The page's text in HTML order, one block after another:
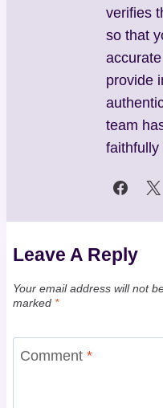
verifies
so that
provide
team
faithfully
Leave A Reply
Your email address will not
marked *
Comment *